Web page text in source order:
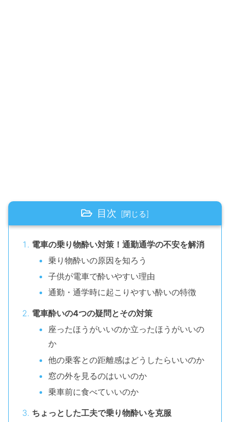
目次
電車の乗り物酔い対策！通勤通学の不安を解消
乗り物酔いの原因を知ろう
子供が電車で酔いやすい理由
通勤・通学時に起こりやすい酔いの特徴
電車酔いの4つの疑問とその対策
座ったほうがいいのか立ったほうがいいの
か
他の乗客との距離感はどうしたらいいのか
窓の外を見るのはいいのか
乗車前に食べていいのか
ちょっとした工夫で乗り物酔いを克服